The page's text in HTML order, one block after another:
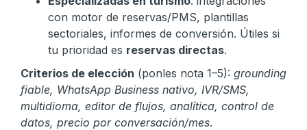
con motor de reservas/PMS, plantillas
sectoriales, informes de conversión. Útiles si
tu prioridad es reservas directas.
Criterios de elección (ponles nota 1–5): grounding
fiable, WhatsApp Business nativo, IVR/SMS,
multidioma, editor de flujos, analítica, control de
datos, precio por conversación/mes.